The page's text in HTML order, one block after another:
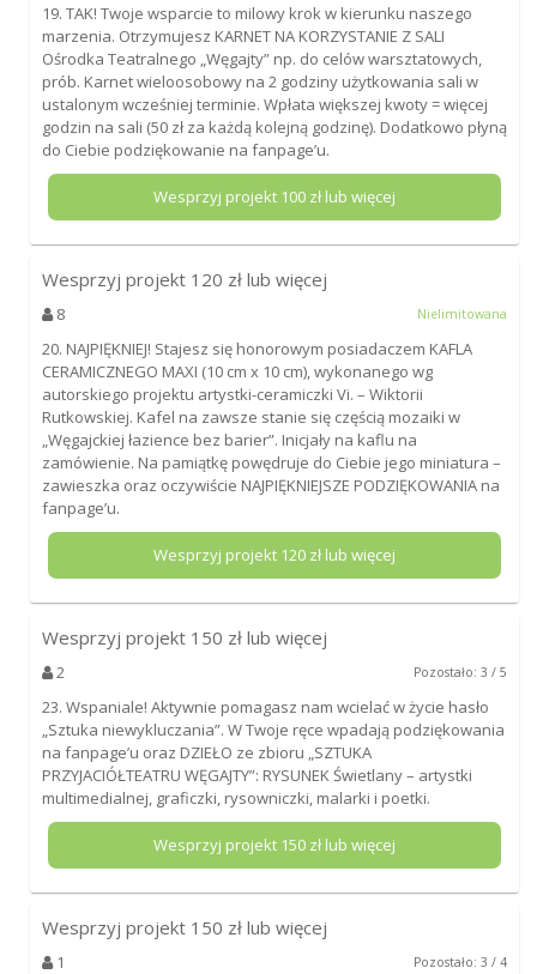
19. TAK! Twoje wsparcie to milowy krok w kierunku naszego
marzenia. Otrzymujesz KARNET NA KORZYSTANIE Z SALI
Ośrodka Teatralnego „Węgajty” np. do celów warsztatowych,
prób. Karnet wieloosobowy na 2 godziny użytkowania sali w
ustalonym wcześniej terminie. Wpłata większej kwoty = więcej
godzin na sali (50 zł za każdą kolejną godzinę). Dodatkowo płyną
do Ciebie podziękowanie na fanpage’u.
Wesprzyj projekt 100zł lub więcej
Wesprzyj projekt 120 zł lub więcej
8 Nielimitowana
20. NAJPIĘKNIEJ! Stajesz się honorowym posiadaczem KAFLA
CERAMICZNEGO MAXI (10 cm x 10 cm), wykonanego wg
autorskiego projektu artystki-ceramiczki Vi. – Wiktorii
Rutkowskiej. Kafel na zawsze stanie się częścią mozaiki w
„Węgajckiej łazience bez barier”. Inicjały na kaflu na
zamówienie. Na pamiątkę powędruje do Ciebie jego miniatura –
zawieszka oraz oczywiście NAJPIĘKNIEJSZE PODZIĘKOWANIA na
fanpage’u.
Wesprzyj projekt 120zł lub więcej
Wesprzyj projekt 150 zł lub więcej
2 Pozostało: 3 / 5
23. Wspaniale! Aktywnie pomagasz nam wcielać w życie hasło
„Sztuka niewykluczania”. W Twoje ręce wpadają podziękowania
na fanpage’u oraz DZIEŁO ze zbioru „SZTUKA
PRZYJACIÓŁTEATRU WĘGAJTY”: RYSUNEK Świetlany – artystki
multimedialnej, graficzki, rysowniczki, malarki i poetki.
Wesprzyj projekt 150zł lub więcej
Wesprzyj projekt 150 zł lub więcej
1 Pozostało: 3 / 4